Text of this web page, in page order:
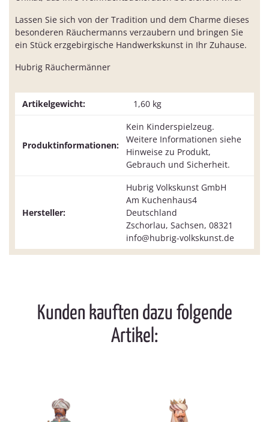
Lassen Sie sich von der Tradition und dem Charme dieses
besonderen Räuchermanns verzaubern und bringen Sie
ein Stück erzgebirgische Handwerkskunst in Ihr Zuhause.
Hubrig Räuchermänner
Artikelgewicht: 1,60 kg
Produktinformationen:
Kein Kinderspielzeug.
Weitere Informationen siehe
Hinweise zu Produkt,
Gebrauch und Sicherheit.
Hersteller:
Hubrig Volkskunst GmbH
Am Kuchenhaus4
Deutschland
Zschorlau, Sachsen, 08321
info@hubrig-volkskunst.de
Kunden kauften dazu folgende
Artikel: